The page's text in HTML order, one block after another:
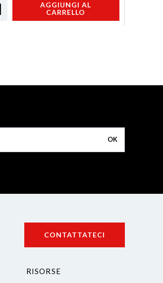
AGGIUNGI AL
CARRELLO
OK
CONTATTATECI
RISORSE